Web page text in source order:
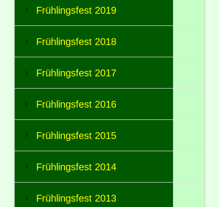
Frühlingsfest 2019
Frühlingsfest 2018
Frühlingsfest 2017
Frühlingsfest 2016
Frühlingsfest 2015
Frühlingsfest 2014
Frühlingsfest 2013